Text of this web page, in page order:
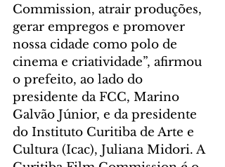
Commission, atrair produções,
gerar empregos e promover
nossa cidade como polo de
cinema e criatividade”, afirmou
o prefeito, ao lado do
presidente da FCC, Marino
Galvão Júnior, e da presidente
do Instituto Curitiba de Arte e
Cultura (Icac), Juliana Midori. A